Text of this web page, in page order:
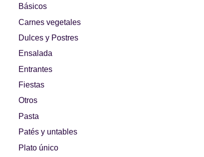
¡A dipear!
Básicos
Carnes vegetales
Dulces y Postres
Ensalada
Entrantes
Fiestas
Otros
Pasta
Patés y untables
Plato único